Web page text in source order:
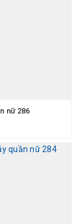
nữ 286